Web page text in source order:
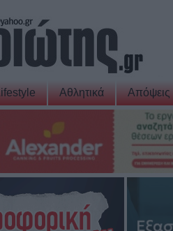
Lifestyle Αθλητικά Απόψεις